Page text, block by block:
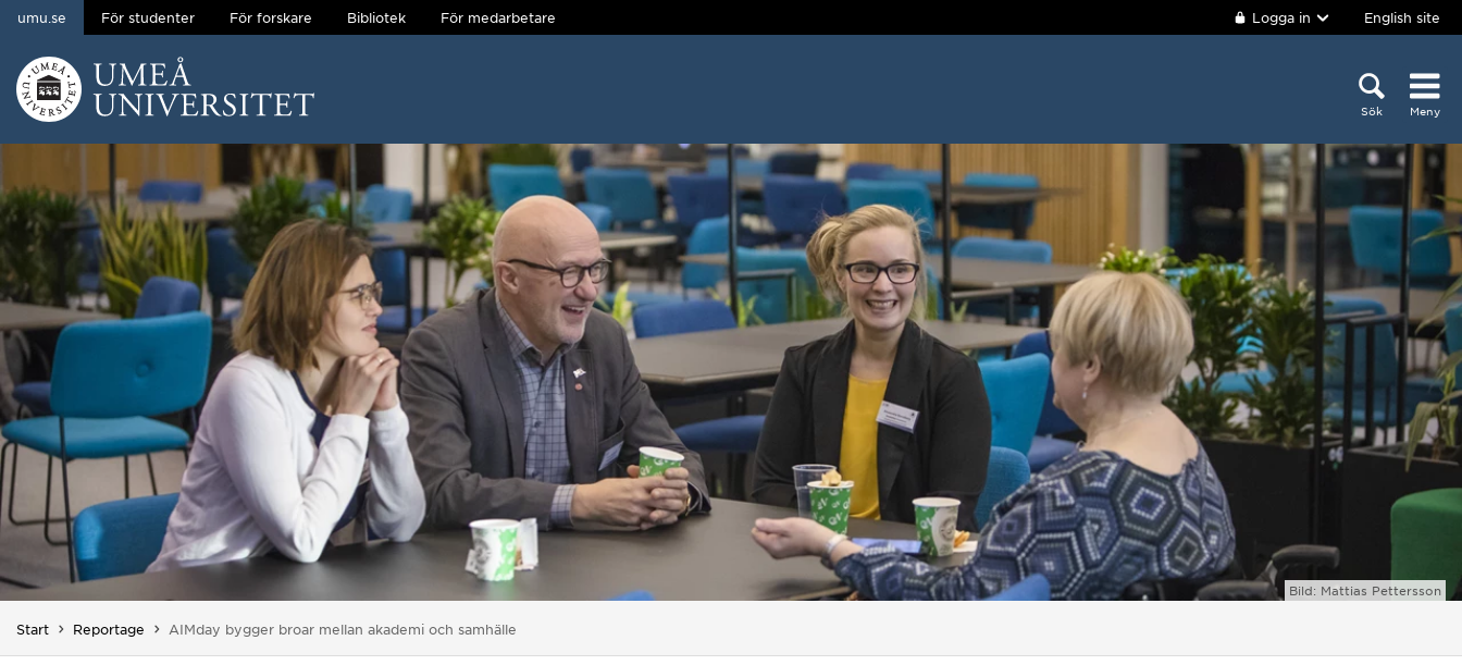
Hoppa direkt till innehållet
umu.se För studenter För forskare Bibliotek För medarbetare Logga in English site
Sök Meny
Bild: Mattias Pettersson
Start Reportage Du är här:
AIMday bygger broar mellan akademi och samhälle